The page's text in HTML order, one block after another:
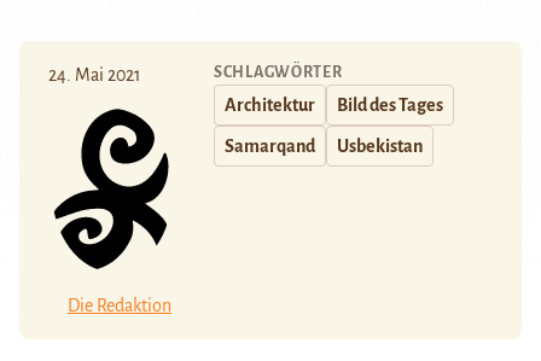
24. Mai 2021
Die Redaktion
SCHLAGWÖRTER
Architektur Bild des Tages
Samarqand Usbekistan